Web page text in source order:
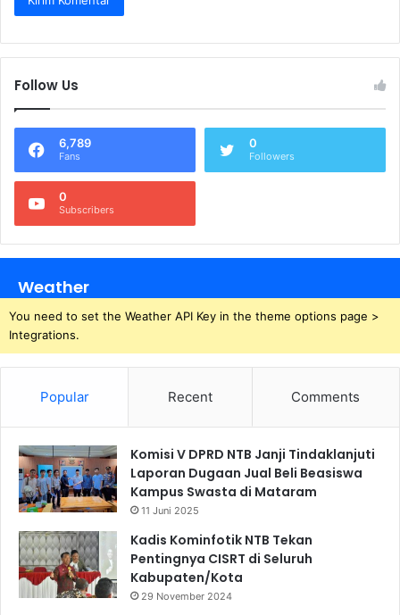
Follow Us
6,789
Fans
0
Followers
0
Subscribers
Weather
You need to set the Weather API Key in the theme options page >
Integrations.
Popular Recent Comments
Komisi V DPRD NTB Janji Tindaklanjuti
Laporan Dugaan Jual Beli Beasiswa
Kampus Swasta di Mataram
11 Juni 2025
Kadis Kominfotik NTB Tekan
Pentingnya CISRT di Seluruh
Kabupaten/Kota
29 November 2024